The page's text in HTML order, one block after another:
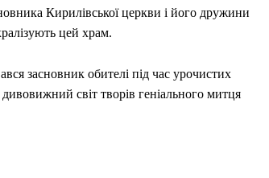
Кирилівської церкви і його дружини
цей храм.
засновник обителі під час урочистих
світ творів геніального митця